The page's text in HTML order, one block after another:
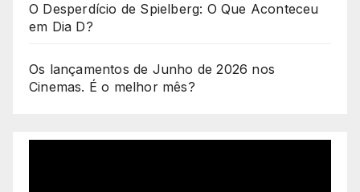
O Desperdício de Spielberg: O Que Aconteceu
em Dia D?
Os lançamentos de Junho de 2026 nos
Cinemas. É o melhor mês?